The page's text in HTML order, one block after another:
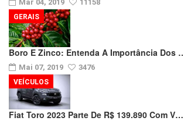
Mar 04, 2019 11158
Boro E Zinco: Entenda A Importância Dos
Mai 07, 2019 3476
GERAIS
Fiat Toro 2023 Parte De R$ 139.890 Com V…
VEÍCULOS